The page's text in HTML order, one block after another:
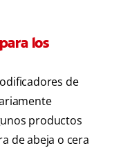
los
de
productos
de abeja o cera